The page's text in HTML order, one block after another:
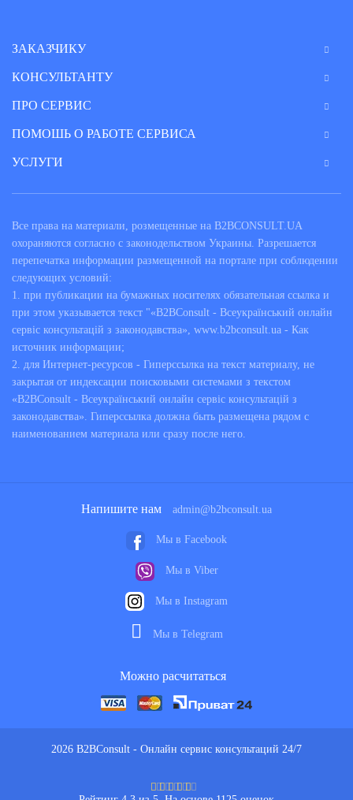
ЗАКАЗЧИКУ
КОНСУЛЬТАНТУ
ПРО СЕРВИС
ПОМОШЬ О РАБОТЕ СЕРВИСА
УСЛУГИ
Все права на материали, розмещенные на B2BCONSULT.UA
охораняются согласно с законодельством Украины. Разрешается
перепечатка информации размещенной на портале при соблюдении
следующих условий:
1. при публикации на бумажных носителях обязательная ссылка и
при этом указывается текст "«B2BConsult - Всеукраїнський онлайн
сервіс консультацій з законодавства», www.b2bconsult.ua - Как
источник информации;
2. для Интернет-ресурсов - Гиперссылка на текст материалу, не
закрытая от индексации поисковыми системами з текстом
«B2BConsult - Всеукраїнський онлайн сервіс консультацій з
законодавства». Гиперссылка должна быть размещена рядом с
наименованием материала или сразу после него.
2026 B2BConsult - Онлайн сервис консультаций 24/7
Напишите нам admin@b2bconsult.ua
Мы в Facebook
Мы в Viber
Мы в Instagram
Мы в Telegram
Можно расчитаться